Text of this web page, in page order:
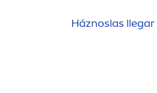
Háznoslas